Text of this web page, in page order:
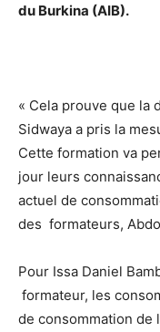
du Burkina (AIB).
« Cela prouve que la
Sidwaya a pris la
Cette formation va
jour leurs
actuel de
des formateurs,
Pour Issa Daniel
formateur, les
de consommation de